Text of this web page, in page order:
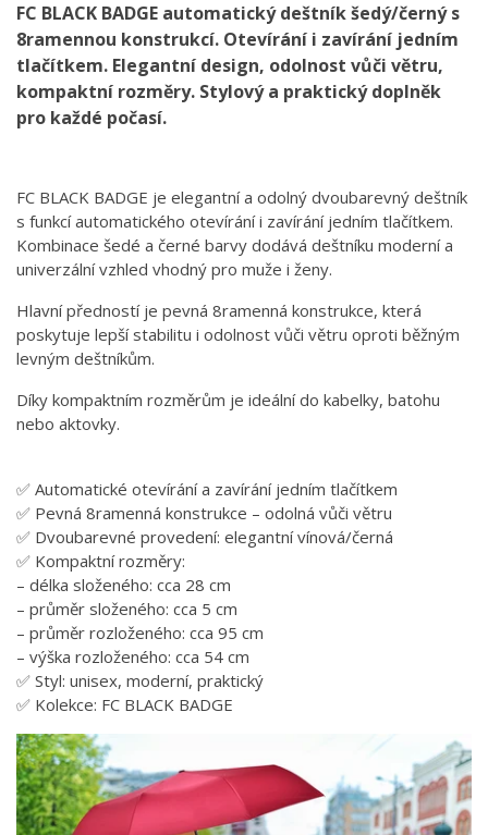
FC BLACK BADGE automatický deštník šedý/černý s
8ramennou konstrukcí. Otevírání i zavírání jedním
tlačítkem. Elegantní design, odolnost vůči větru,
kompaktní rozměry. Stylový a praktický doplněk
pro každé počasí.
FC BLACK BADGE je elegantní a odolný dvoubarevný deštník
s funkcí automatického otevírání i zavírání jedním tlačítkem.
Kombinace šedé a černé barvy dodává deštníku moderní a
univerzální vzhled vhodný pro muže i ženy.
Hlavní předností je pevná 8ramenná konstrukce, která
poskytuje lepší stabilitu i odolnost vůči větru oproti běžným
levným deštníkům.
Díky kompaktním rozměrům je ideální do kabelky, batohu
nebo aktovky.
✅ Automatické otevírání a zavírání jedním tlačítkem
✅ Pevná 8ramenná konstrukce – odolná vůči větru
✅ Dvoubarevné provedení: elegantní vínová/černá
✅ Kompaktní rozměry:
– délka složeného: cca 28 cm
– průměr složeného: cca 5 cm
– průměr rozloženého: cca 95 cm
– výška rozloženého: cca 54 cm
✅ Styl: unisex, moderní, praktický
✅ Kolekce: FC BLACK BADGE